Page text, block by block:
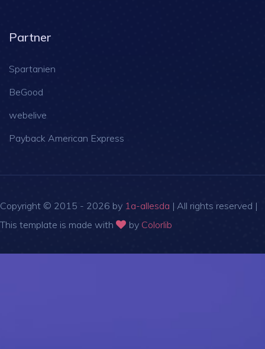
Partner
Spartanien
BeGood
webelive
Payback American Express
Copyright © 2015 - 2026 by 1a-allesda | All rights reserved |
This template is made with
by Colorlib